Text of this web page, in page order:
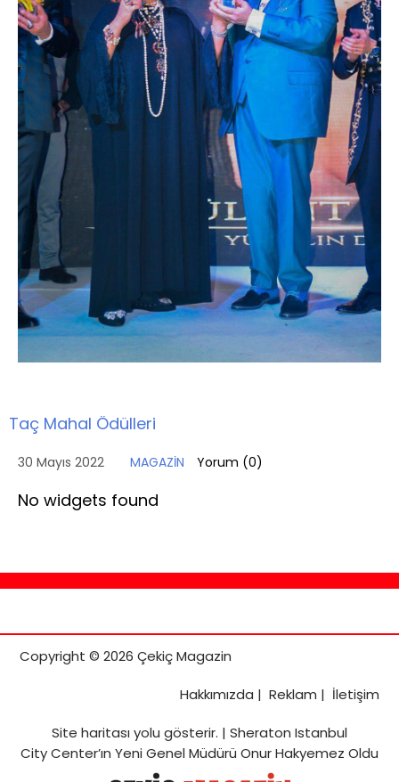
Taç Mahal Ödülleri
30 Mayıs 2022 MAGAZİN Yorum (0)
No widgets found
Copyright © 2026 Çekiç Magazin
Hakkımızda | Reklam | İletişim
Site haritasıyolu gösterir. | Sheraton Istanbul
City Center’ın Yeni Genel Müdürü Onur Hakyemez Oldu